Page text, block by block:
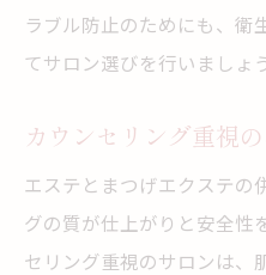
ラブル防止のためにも、衛
てサロン選びを行いましょう
カウンセリング重視
エステとまつげエクステの
グの質が仕上がりと安全性
セリング重視のサロンは、